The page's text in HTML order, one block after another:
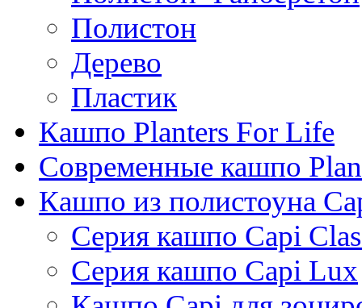
Полистон
Дерево
Пластик
Кашпо Planters For Life
Современные кашпо
Кашпо из полистоуна
Серия кашпо Capi
Серия кашпо Capi Lux